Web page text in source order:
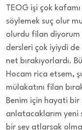
TEOG işi çok
söylemek suç olur
olurdu filan diyorum
dersleri çok iyiydi de
net bırakıyorlardı.
Hocam rica etsem,
mülakatını filan
Benim için hayati
anlatacaklarım yeni
bir şey atlarsak